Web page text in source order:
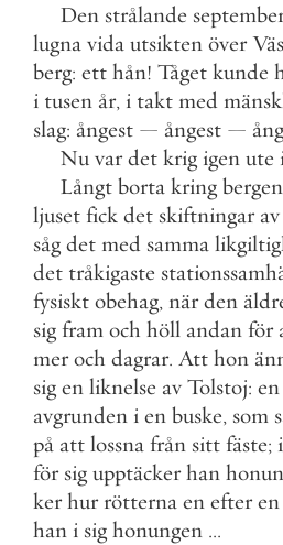
Den strålande
lugna vida utsikten över
berg: ett hån! Tåget kunde
i tusen år, i takt med
slag: ångest — ångest —
Nu var det krig igen ute
Långt borta kring bergen
ljuset fick det skiftningar av
såg det med samma
det tråkigaste
fysiskt obehag, när den
sig fram och höll andan för
mer och dagrar. Att hon
sig en liknelse av Tolstoj: en
avgrunden i en buske, som
på att lossna från sitt fäste; i
för sig upptäcker han
ker hur rötterna en efter en
han i sig honungen ...